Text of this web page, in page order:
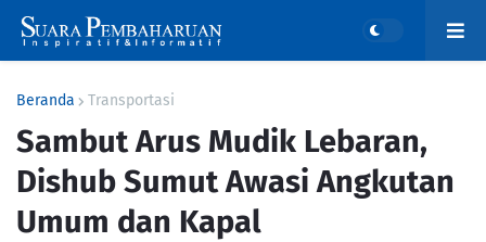
Beranda Transportasi
Sambut Arus Mudik Lebaran,
Dishub Sumut Awasi Angkutan
Umum dan Kapal